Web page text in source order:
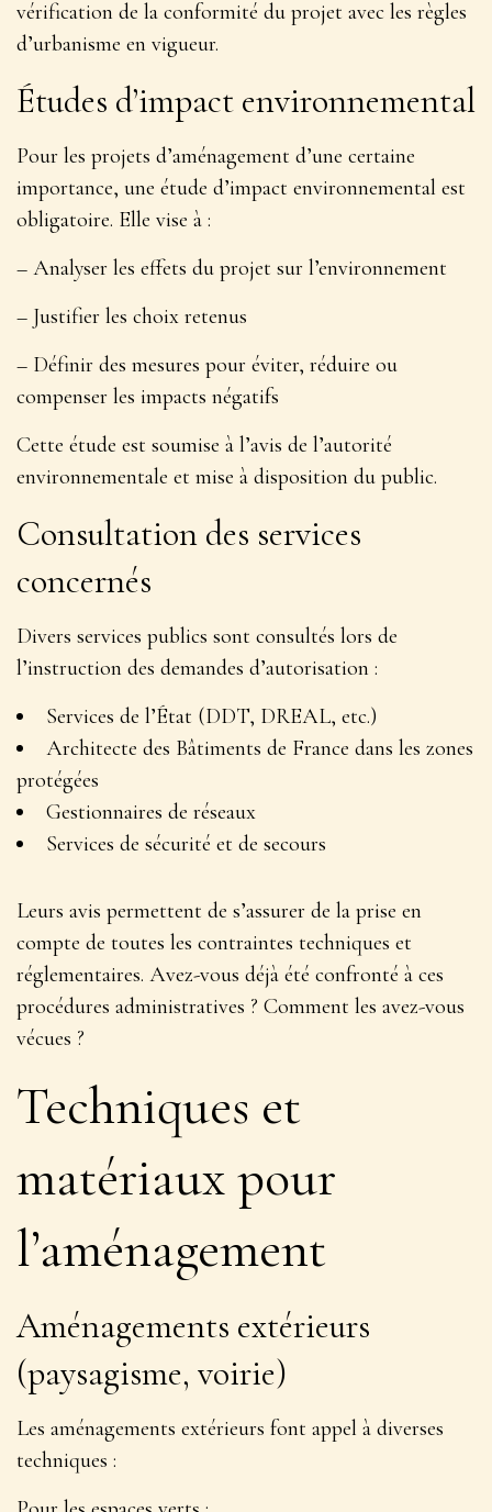
vérification de la conformité du projet avec les règles
d’urbanisme en vigueur.
Études d’impact environnemental
Pour les projets d’aménagement d’une certaine
importance, une étude d’impact environnemental est
obligatoire. Elle vise à :
– Analyser les effets du projet sur l’environnement
– Justifier les choix retenus
– Définir des mesures pour éviter, réduire ou
compenser les impacts négatifs
Cette étude est soumise à l’avis de l’autorité
environnementale et mise à disposition du public.
Consultation des services
concernés
Divers services publics sont consultés lors de
l’instruction des demandes d’autorisation :
Services de l’État (DDT, DREAL, etc.)
Architecte des Bâtiments de France dans les zones
protégées
Gestionnaires de réseaux
Services de sécurité et de secours
Leurs avis permettent de s’assurer de la prise en
compte de toutes les contraintes techniques et
réglementaires. Avez-vous déjà été confronté à ces
procédures administratives ? Comment les avez-vous
vécues ?
Techniques et
matériaux pour
l’aménagement
Aménagements extérieurs
(paysagisme, voirie)
Les aménagements extérieurs font appel à diverses
techniques :